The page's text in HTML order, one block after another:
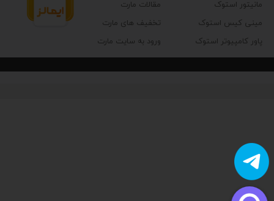
مانیتور استوک
مینی کیس استوک
پاور کامپیوتر استوک
مقالات مارت
تخفیف های مارت
ورود به سایت مارت